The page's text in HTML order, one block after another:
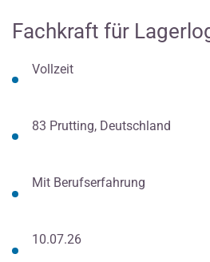
Fachkraft für
Vollzeit
83 Prutting, Deutschland
Mit Berufserfahrung
10.07.26